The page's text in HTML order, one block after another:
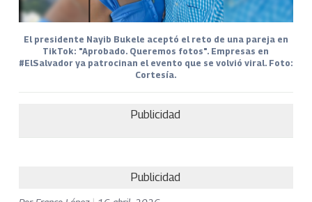
El presidente Nayib Bukele aceptó el reto de una pareja en
TikTok: "Aprobado. Queremos fotos". Empresas en
#ElSalvador ya patrocinan el evento que se volvió viral. Foto:
Cortesía.
Publicidad
Publicidad